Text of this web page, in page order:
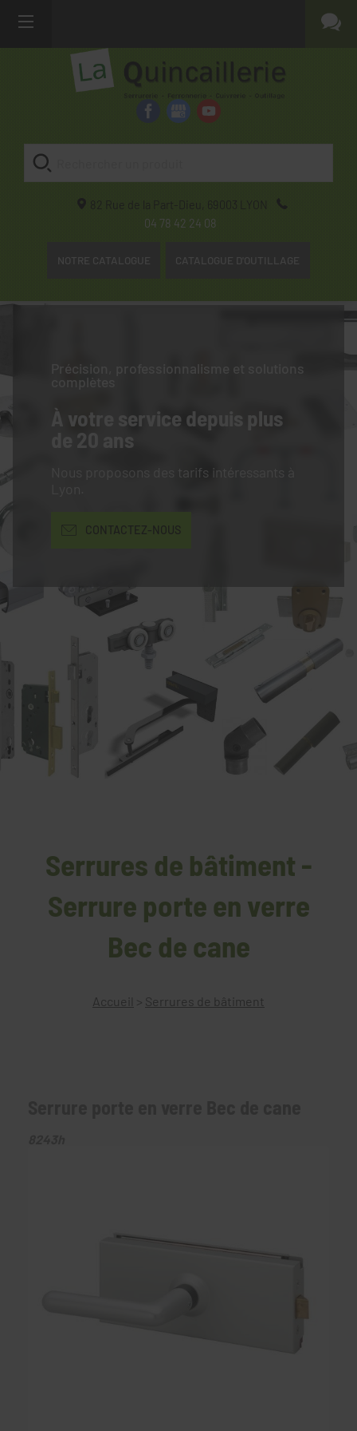
82 Rue de la Part-Dieu, 69003
LYON
04 78 42 24 08
NOTRE CATALOGUE CATALOGUE D'OUTILLAGE
Précision, professionnalisme et solutions
complètes
À votre service depuis plus
de 20 ans
Nous proposons des tarifs intéressants à
CONTACTEZ-NOUS
Serrures de bâtiment -
Serrure porte en verre
Bec de cane
Accueil > Serrures de bâtiment